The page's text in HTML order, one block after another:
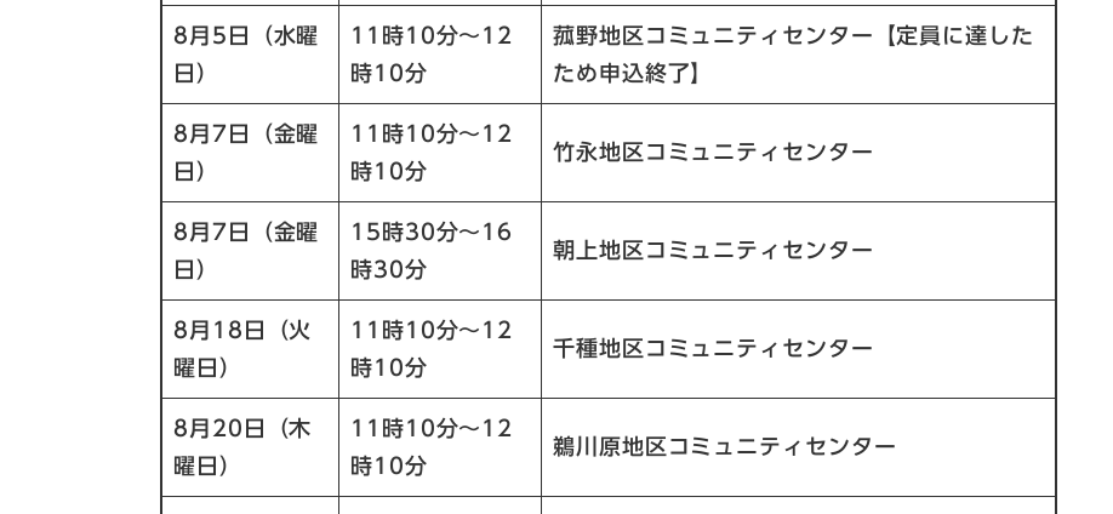
8月5日（水曜
日）
11時10分～12
時10分
菰野地区コミュニティセンター【定員に達した
ため申込終了】
8月7日（金曜
日）
11時10分～12
時10分
竹永地区コミュニティセンター
8月7日（金曜
日）
15時30分～16
時30分
朝上地区コミュニティセンター
8月18日（火
曜日）
11時10分～12
時10分
千種地区コミュニティセンター
8月20日（木
曜日）
11時10分～12
時10分
鵜川原地区コミュニティセンター